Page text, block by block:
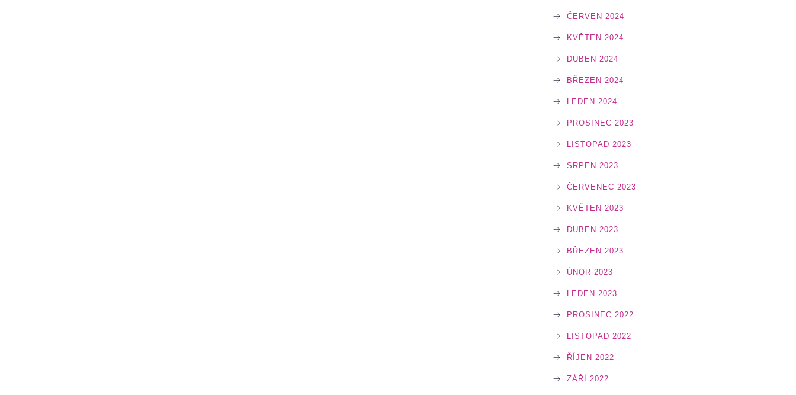
ČERVEN 2024
KVĚTEN 2024
DUBEN 2024
BŘEZEN 2024
LEDEN 2024
PROSINEC 2023
LISTOPAD 2023
SRPEN 2023
ČERVENEC 2023
KVĚTEN 2023
DUBEN 2023
BŘEZEN 2023
ÚNOR 2023
LEDEN 2023
PROSINEC 2022
LISTOPAD 2022
ŘÍJEN 2022
ZÁŘÍ 2022